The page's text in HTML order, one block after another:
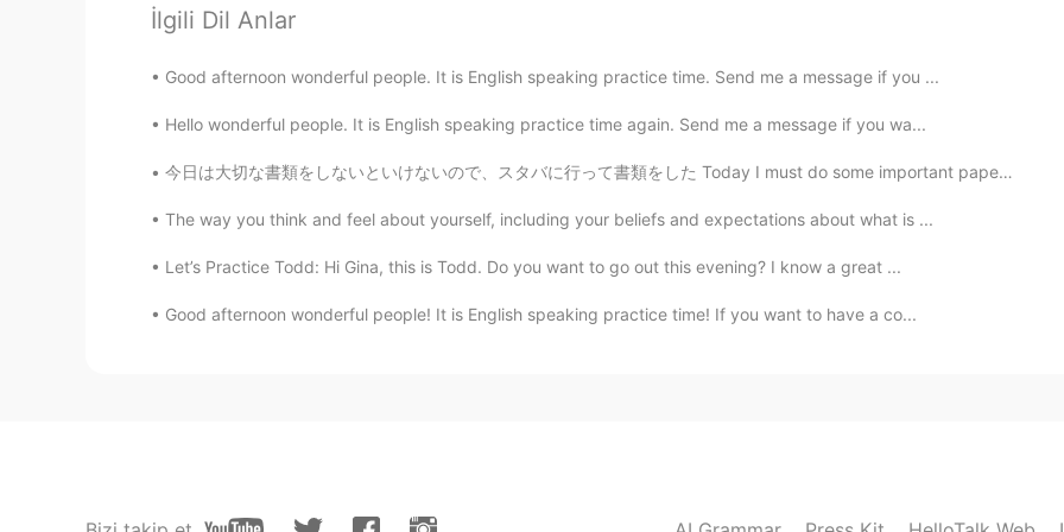
ㅠㅠsorry i can,t speak english well .i dont know that you will understand my
헬로 2019.07.17 08:04
İlgili Dil Anlar
Good afternoon wonderful people. It is English speaking practice time. Send me a message if you ...
Hello wonderful people. It is English speaking practice time again. Send me a message if you wa...
今日は大切な書類をしないといけないので、スタバに行って書類をした Today I must do some important paperwork, so I went to Starbucks...
The way you think and feel about yourself, including your beliefs and expectations about what is ...
Let’s Practice Todd: Hi Gina, this is Todd. Do you want to go out this evening? I know a great ...
Good afternoon wonderful people! It is English speaking practice time! If you want to have a co...